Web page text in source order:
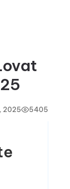
2025 5405